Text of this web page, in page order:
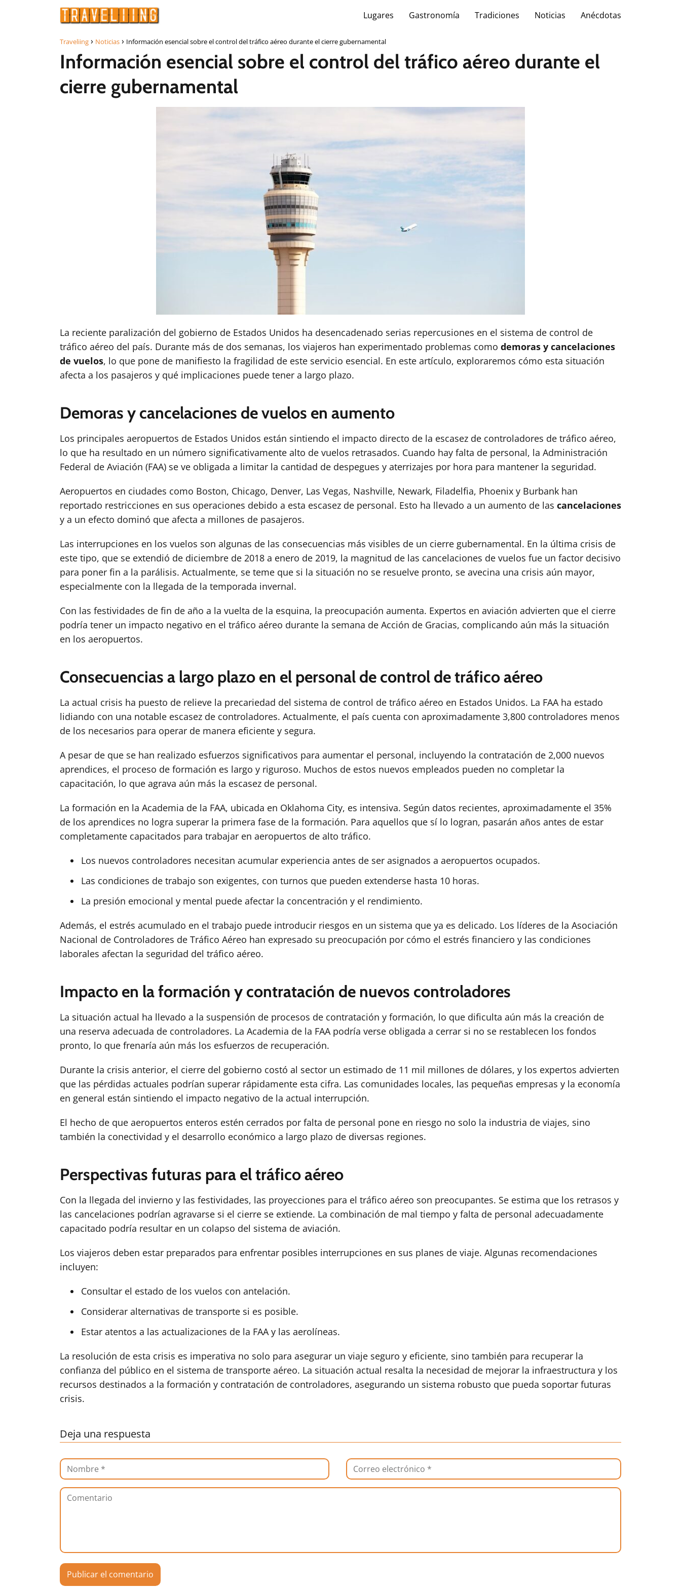
Lugares Gastronomía Tradiciones Noticias Anécdotas
Traveliing Noticias Información esencial sobre el control del tráfico aéreo durante el cierre gubernamental
Información esencial sobre el control del tráfico aéreo durante el
cierre gubernamental
La reciente paralización del gobierno de Estados Unidos ha desencadenado serias repercusiones en el sistema de control de
tráfico aéreo del país. Durante más de dos semanas, los viajeros han experimentado problemas como demoras y cancelaciones
de vuelos, lo que pone de manifiesto la fragilidad de este servicio esencial. En este artículo, exploraremos cómo esta situación
afecta a los pasajeros y qué implicaciones puede tener a largo plazo.
Demoras y cancelaciones de vuelos en aumento
Los principales aeropuertos de Estados Unidos están sintiendo el impacto directo de la escasez de controladores de tráfico aéreo,
lo que ha resultado en un número significativamente alto de vuelos retrasados. Cuando hay falta de personal, la Administración
Federal de Aviación (FAA) se ve obligada a limitar la cantidad de despegues y aterrizajes por hora para mantener la seguridad.
Aeropuertos en ciudades como Boston, Chicago, Denver, Las Vegas, Nashville, Newark, Filadelfia, Phoenix y Burbank han
reportado restricciones en sus operaciones debido a esta escasez de personal. Esto ha llevado a un aumento de las cancelaciones
y a un efecto dominó que afecta a millones de pasajeros.
Las interrupciones en los vuelos son algunas de las consecuencias más visibles de un cierre gubernamental. En la última crisis de
este tipo, que se extendió de diciembre de 2018 a enero de 2019, la magnitud de las cancelaciones de vuelos fue un factor decisivo
para poner fin a la parálisis. Actualmente, se teme que si la situación no se resuelve pronto, se avecina una crisis aún mayor,
especialmente con la llegada de la temporada invernal.
Con las festividades de fin de año a la vuelta de la esquina, la preocupación aumenta. Expertos en aviación advierten que el cierre
podría tener un impacto negativo en el tráfico aéreo durante la semana de Acción de Gracias, complicando aún más la situación
en los aeropuertos.
Consecuencias a largo plazo en el personal de control de tráfico aéreo
La actual crisis ha puesto de relieve la precariedad del sistema de control de tráfico aéreo en Estados Unidos. La FAA ha estado
lidiando con una notable escasez de controladores. Actualmente, el país cuenta con aproximadamente 3,800 controladores menos
de los necesarios para operar de manera eficiente y segura.
A pesar de que se han realizado esfuerzos significativos para aumentar el personal, incluyendo la contratación de 2,000 nuevos
aprendices, el proceso de formación es largo y riguroso. Muchos de estos nuevos empleados pueden no completar la
capacitación, lo que agrava aún más la escasez de personal.
La formación en la Academia de la FAA, ubicada en Oklahoma City, es intensiva. Según datos recientes, aproximadamente el 35%
de los aprendices no logra superar la primera fase de la formación. Para aquellos que sí lo logran, pasarán años antes de estar
completamente capacitados para trabajar en aeropuertos de alto tráfico.
Los nuevos controladores necesitan acumular experiencia antes de ser asignados a aeropuertos ocupados.
Las condiciones de trabajo son exigentes, con turnos que pueden extenderse hasta 10 horas.
La presión emocional y mental puede afectar la concentración y el rendimiento.
Además, el estrés acumulado en el trabajo puede introducir riesgos en un sistema que ya es delicado. Los líderes de la Asociación
Nacional de Controladores de Tráfico Aéreo han expresado su preocupación por cómo el estrés financiero y las condiciones
laborales afectan la seguridad del tráfico aéreo.
Impacto en la formación y contratación de nuevos controladores
La situación actual ha llevado a la suspensión de procesos de contratación y formación, lo que dificulta aún más la creación de
una reserva adecuada de controladores. La Academia de la FAA podría verse obligada a cerrar si no se restablecen los fondos
pronto, lo que frenaría aún más los esfuerzos de recuperación.
Durante la crisis anterior, el cierre del gobierno costó al sector un estimado de 11 mil millones de dólares, y los expertos advierten
que las pérdidas actuales podrían superar rápidamente esta cifra. Las comunidades locales, las pequeñas empresas y la economía
en general están sintiendo el impacto negativo de la actual interrupción.
El hecho de que aeropuertos enteros estén cerrados por falta de personal pone en riesgo no solo la industria de viajes, sino
también la conectividad y el desarrollo económico a largo plazo de diversas regiones.
Perspectivas futuras para el tráfico aéreo
Con la llegada del invierno y las festividades, las proyecciones para el tráfico aéreo son preocupantes. Se estima que los retrasos y
las cancelaciones podrían agravarse si el cierre se extiende. La combinación de mal tiempo y falta de personal adecuadamente
capacitado podría resultar en un colapso del sistema de aviación.
Los viajeros deben estar preparados para enfrentar posibles interrupciones en sus planes de viaje. Algunas recomendaciones
incluyen:
Consultar el estado de los vuelos con antelación.
Considerar alternativas de transporte si es posible.
Estar atentos a las actualizaciones de la FAA y las aerolíneas.
La resolución de esta crisis es imperativa no solo para asegurar un viaje seguro y eficiente, sino también para recuperar la
confianza del público en el sistema de transporte aéreo. La situación actual resalta la necesidad de mejorar la infraestructura y los
recursos destinados a la formación y contratación de controladores, asegurando un sistema robusto que pueda soportar futuras
crisis.
Deja una respuesta